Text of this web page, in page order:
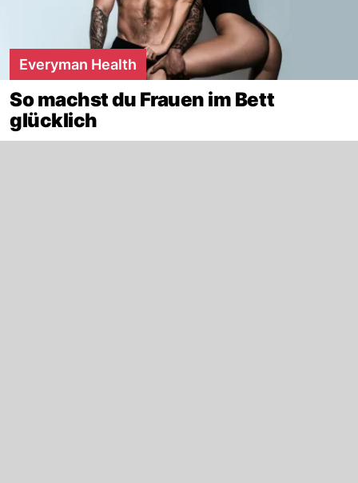
Everyman Health
So machst du Frauen im Bett
glücklich